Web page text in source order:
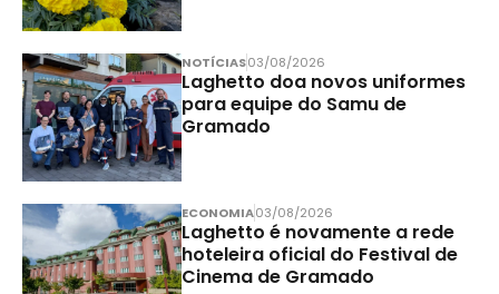
NOTÍCIAS03/08/2026
Laghetto doa novos uniformes
para equipe do Samu de
Gramado
ECONOMIA03/08/2026
Laghetto é novamente a rede
hoteleira oficial do Festival de
Cinema de Gramado